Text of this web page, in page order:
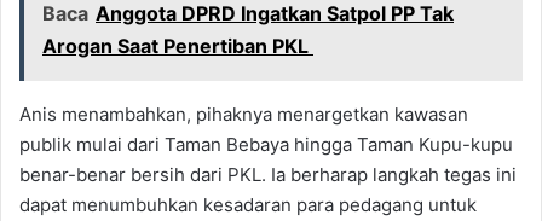
Baca Anggota DPRD Ingatkan Satpol PP Tak
Arogan Saat Penertiban PKL
Anis menambahkan, pihaknya menargetkan kawasan
publik mulai dari Taman Bebaya hingga Taman Kupu-kupu
benar-benar bersih dari PKL. Ia berharap langkah tegas ini
dapat menumbuhkan kesadaran para pedagang untuk